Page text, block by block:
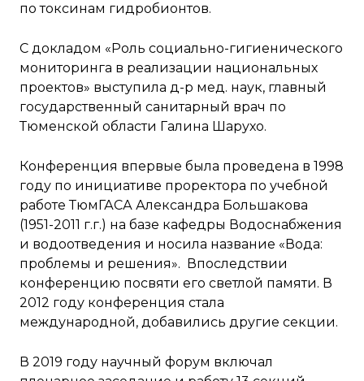
по токсинам гидробионтов.
С докладом «Роль социально-гигиенического
мониторинга в реализации национальных
проектов» выступила д-р мед. наук, главный
государственный санитарный врач по
Тюменской области Галина Шарухо.
Конференция впервые была проведена в 1998
году по инициативе проректора по учебной
работе ТюмГАСА Александра Большакова
(1951-2011 г.г.) на базе кафедры Водоснабжения
и водоотведения и носила название «Вода:
проблемы и решения». Впоследствии
конференцию посвяти его светлой памяти. В
2012 году конференция стала
международной, добавились другие секции.
В 2019 году научный форум включал